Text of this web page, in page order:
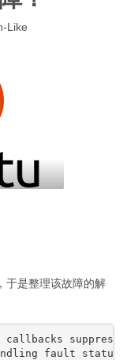
Like
于是整理该故障的解
suppressed
handling fault status